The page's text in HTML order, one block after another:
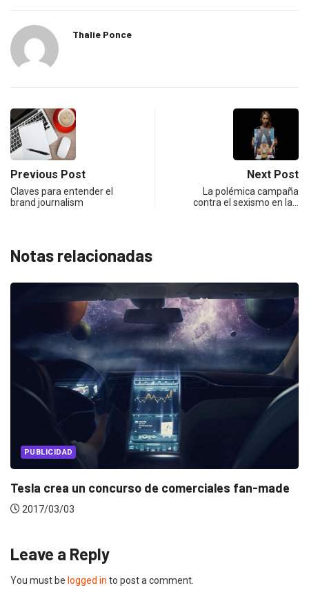
Thalie Ponce
Previous Post
Claves para entender el
brand journalism
Next Post
La polémica campaña
contra el sexismo en la…
Notas relacionadas
PUBLICIDAD
Tesla crea un concurso de comerciales fan-made
2017/03/03
Leave a Reply
You must be logged in to post a comment.